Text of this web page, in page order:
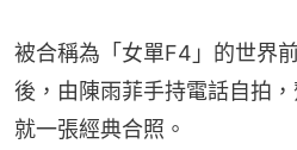
被合稱為「女單F4」的世界
後，由陳雨菲手持電話自拍
就一張經典合照。